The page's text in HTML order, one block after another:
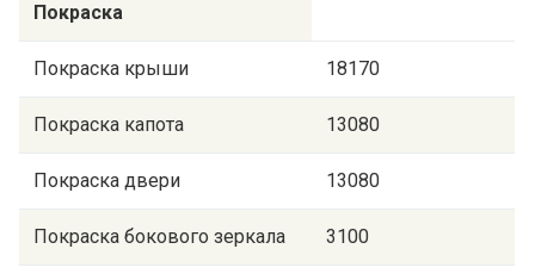
Покраска
Покраска крыши 18170
Покраска капота 13080
Покраска двери 13080
Покраска бокового зеркала 3100